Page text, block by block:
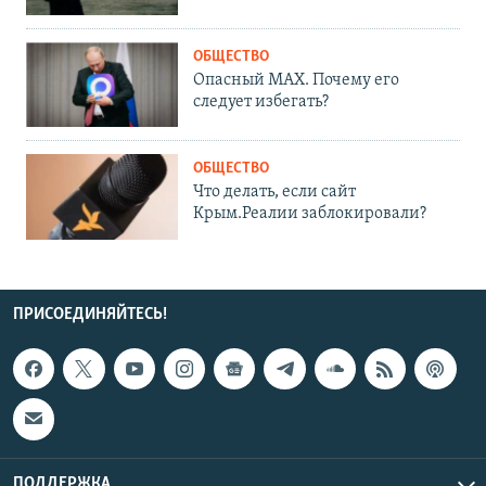
ОБЩЕСТВО
Опасный MAX. Почему его
следует избегать?
ОБЩЕСТВО
Что делать, если сайт
Крым.Реалии заблокировали?
ПРИСОЕДИНЯЙТЕСЬ!